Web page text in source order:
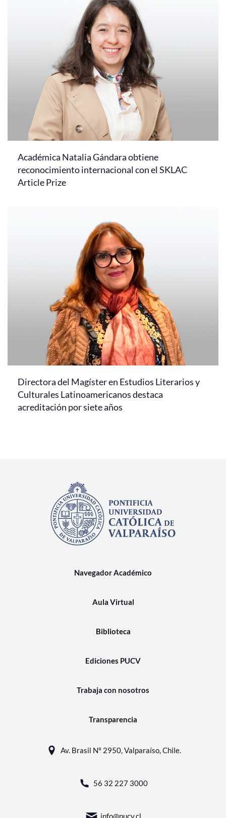
Académica Natalia Gándara obtiene
reconocimiento internacional con el SKLAC
Article Prize
Directora del Magíster en Estudios Literarios y
Culturales Latinoamericanos destaca
acreditación por siete años
Navegador Académico
Aula Virtual
Biblioteca
Ediciones PUCV
Trabaja con nosotros
Transparencia
Av. Brasil N° 2950, Valparaíso, Chile.
56 32 227 3000
info@pucv.cl